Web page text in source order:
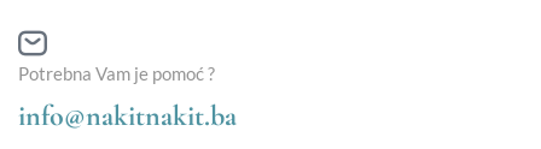
Potrebna Vam je pomoć ?
info@nakitnakit.ba